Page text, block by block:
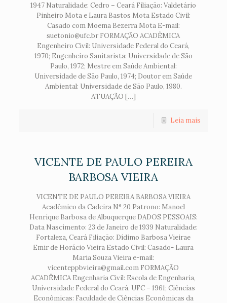
1947 Naturalidade: Cedro – Ceará Filiação: Valdetário
Pinheiro Mota e Laura Bastos Mota Estado Civil:
Casado com Moema Bezerra Mota E-mail:
suetonio@ufc.br FORMAÇÃO ACADÊMICA
Engenheiro Civil: Universidade Federal do Ceará,
1970; Engenheiro Sanitarista: Universidade de São
Paulo, 1972; Mestre em Saúde Ambiental:
Universidade de São Paulo, 1974; Doutor em Saúde
Ambiental: Universidade de São Paulo, 1980.
ATUAÇÃO […]
Leia mais
VICENTE DE PAULO PEREIRA
BARBOSA VIEIRA
VICENTE DE PAULO PEREIRA BARBOSA VIEIRA
Acadêmico da Cadeira N° 20 Patrono: Manoel
Henrique Barbosa de Albuquerque DADOS PESSOAIS:
Data Nascimento: 23 de Janeiro de 1939 Naturalidade:
Fortaleza, Ceará Filiação: Dídimo Barbosa Vieirae
Emir de Horácio Vieira Estado Civil: Casado- Laura
Maria Souza Vieira e-mail:
vicenteppbvieira@gmail.com FORMAÇÃO
ACADÊMICA Engenharia Civil: Escola de Engenharia,
Universidade Federal do Ceará, UFC – 1961; Ciências
Econômicas: Faculdade de Ciências Econômicas da